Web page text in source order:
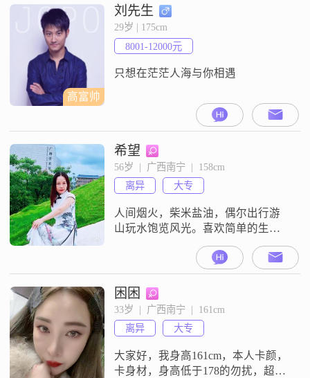
游运动养生
高富帅
刘先生
29岁 | 175cm
8001-12000元
只想在茫茫人海与你相遇
希望
56岁  |  广西南宁  |  158cm
离异
大专
人间烟火，柴米盐油，偶尔出行游
山玩水饱览风光。喜欢简单的生活
和感情，我在南宁等你一起慢慢变
老。诚觅身体好，人品好，不吸
烟，在南宁工作或退休，真正想过
日子的男仕相伴余生。本人通情达
理，性格开朗，身体健康，有房有
车有养老医保，一个人无负担（非
诚勿扰！）
困困
33岁  |  广西南宁  |  161cm
离异
大专
大家好，我身高161cm，本人卡颜，
卡身材，身高低于178的勿扰，超过